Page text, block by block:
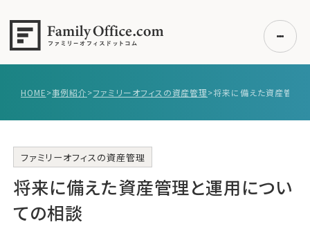
事例紹介
エキスパート一覧
無料講座
HOME>事例紹介>ファミリーオフィスの資産管理>将来に備えた資産管理
ファミリーオフィスの資産管理
将来に備えた資産管理と運用につい
ての相談